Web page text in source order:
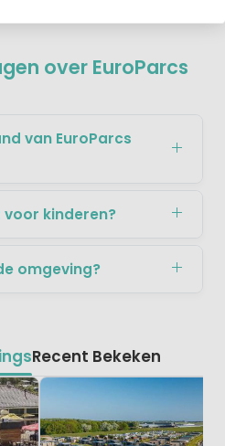
over EuroParcs
van EuroParcs
kinderen?
omgeving?
Recent Bekeken